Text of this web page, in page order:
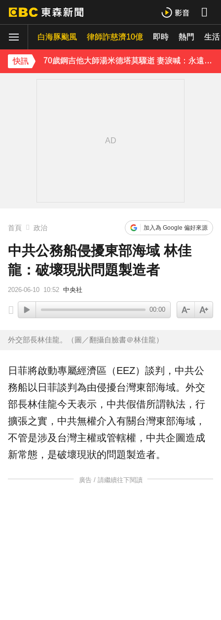
白海豚颱風 律師詐慈濟10億 即時 熱門 生活
快訊
《理財達人秀》X 安聯投信免費講座報名中！搶先卡位 2027
70歲鋼吉他大師湯米德塔莫驟逝 妻淚喊：永遠是我一生摯愛
姜厚任小24歲女友「3碩1博」造假？ 台大回應了
首頁 政治 加入為 Google 偏好來源
中共公務船侵擾東部海域 林佳
龍：破壞現狀問題製造者
2026-06-10 10:52 中央社
00:00
外交部長林佳龍。（圖／翻攝自臉書＠林佳龍 ）
日菲將啟動專屬經濟區（EEZ）談判， 中共公
務船以日菲談判為由侵擾台灣東部海域。 外交
部長林佳龍今天表示，中共假借所謂執法，行
擴張之實，中共無權介入有關台灣東部海域，
不管是涉及台灣主權或管轄權，中共企圖造成
新常態，是破壞現狀的問題製造者。
廣告 / 請繼續往下閱讀